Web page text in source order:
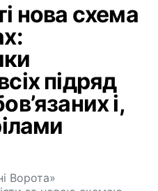
нова схема
підряд
і,
Ворота»